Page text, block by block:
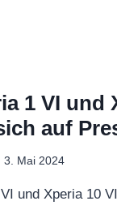
1 VI und
auf
3. Mai 2024